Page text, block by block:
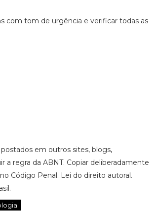
com tom de urgência e verificar todas as
em outros sites, blogs,
a regra da ABNT. Copiar deliberadamente
Código Penal. Lei do direito autoral.